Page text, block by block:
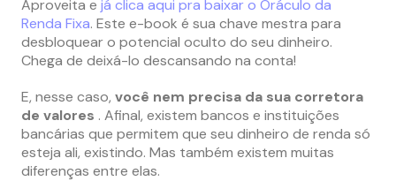
Aproveita e já clica aqui pra baixar o Oráculo da
Renda Fixa. Este e-book é sua chave mestra para
desbloquear o potencial oculto do seu dinheiro.
Chega de deixá-lo descansando na conta!
E, nesse caso, você nem precisa da sua corretora
de valores . Afinal, existem bancos e instituições
bancárias que permitem que seu dinheiro de renda só
esteja ali, existindo. Mas também existem muitas
diferenças entre elas.